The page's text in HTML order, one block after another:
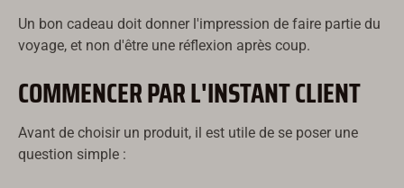
Un bon cadeau doit donner l'impression de faire partie du
voyage, et non d'être une réflexion après coup.
COMMENCER PAR L'INSTANT CLIENT
Avant de choisir un produit, il est utile de se poser une
question simple :